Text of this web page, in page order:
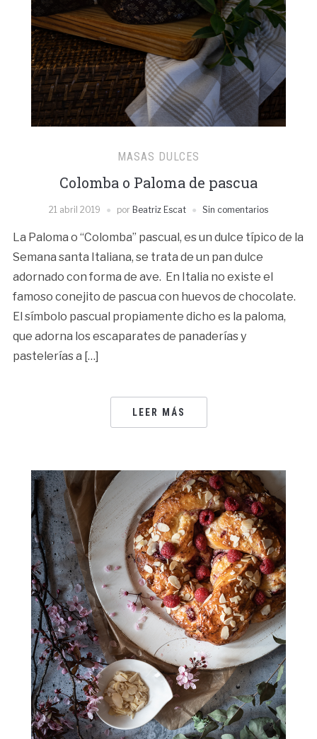
MASAS DULCES
Colomba o Paloma de pascua
21 abril 2019 por Beatriz Escat Sin comentarios
La Paloma o “Colomba” pascual, es un dulce típico de la
Semana santa Italiana, se trata de un pan dulce
adornado con forma de ave. En Italia no existe el
famoso conejito de pascua con huevos de chocolate.
El símbolo pascual propiamente dicho es la paloma,
que adorna los escaparates de panaderías y
pastelerías a […]
LEER MÁS